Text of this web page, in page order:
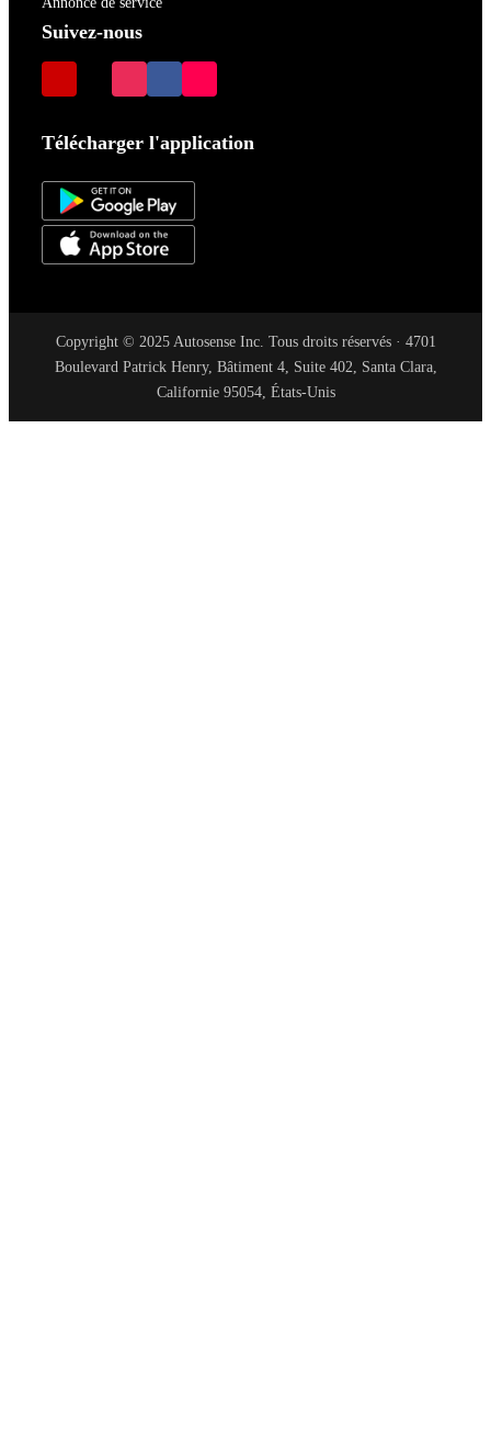
Suivez-nous
Télécharger l'application
Copyright © 2025 Autosense Inc. Tous droits réservés · 4701
Boulevard Patrick Henry, Bâtiment 4, Suite 402, Santa Clara,
Californie 95054, États-Unis